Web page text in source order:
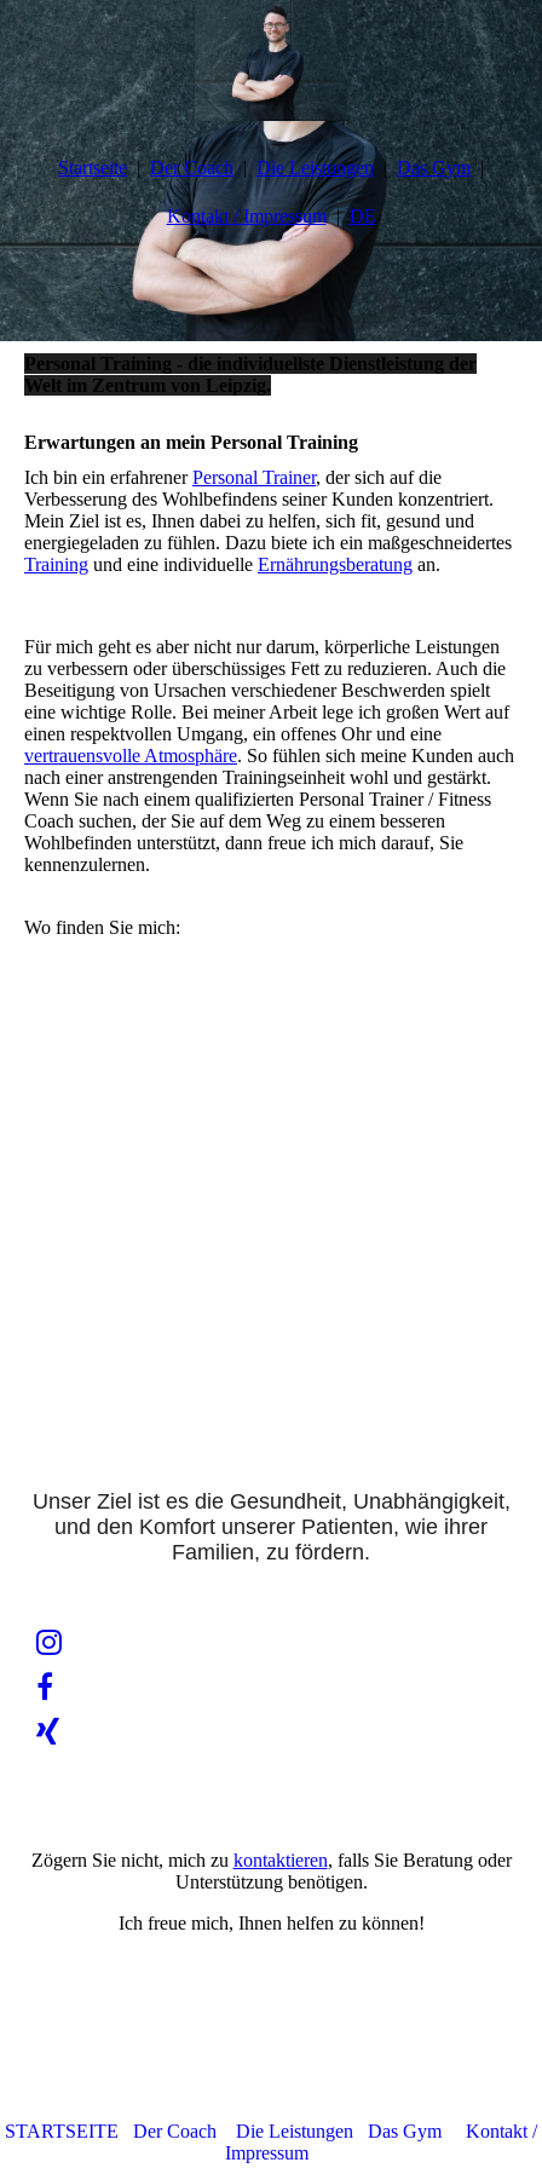
Startseite Der Coach Die Leistungen Das Gym
Kontakt / Impressum DE
Personal Training - die individuellste Dienstleistung der
Welt im Zentrum von Leipzig.
Erwartungen an mein Personal Training
Ich bin ein erfahrenerPersonal Trainer, der sich auf die
Verbesserung des Wohlbefindens seiner Kunden konzentriert.
Mein Ziel ist es, Ihnen dabei zu helfen, sich fit, gesund und
energiegeladen zu fühlen. Dazu biete ich ein maßgeschneidertes
Training und eine individuelle Ernährungsberatung an.
Für mich geht es aber nicht nur darum, körperliche Leistungen
zu verbessern oder überschüssiges Fett zu reduzieren. Auch die
Beseitigung von Ursachen verschiedener Beschwerden spielt
eine wichtige Rolle. Bei meiner Arbeit lege ich großen Wert auf
einen respektvollen Umgang, ein offenes Ohr und eine
vertrauensvolle Atmosphäre. So fühlen sich meine Kunden auch
nach einer anstrengenden Trainingseinheit wohl und gestärkt.
Wenn Sie nach einem qualifizierten Personal Trainer / Fitness
Coach suchen, der Sie auf dem Weg zu einem besseren
Wohlbefinden unterstützt, dann freue ich mich darauf, Sie
kennenzulernen.
Wo finden Sie mich:
Unser Ziel ist es die Gesundheit, Unabhängigkeit,
und den Komfort unserer Patienten, wie ihrer
Familien, zu fördern.
Zögern Sie nicht, mich zu kontaktieren, falls Sie Beratung oder
Unterstützung benötigen.
Ich freue mich, Ihnen helfen zu können!
STARTSEITE Der Coach Die Leistungen Das Gym
Kontakt /
Impressum